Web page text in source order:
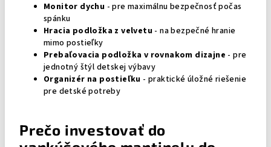
Monitor dychu - pre maximálnu bezpečnosť počas
spánku
Hracia podložka z velvetu - na bezpečné hranie
mimo postieľky
Prebaľovacia podložka v rovnakom dizajne - pre
jednotný štýl detskej výbavy
Organizér na postieľku - praktické úložné riešenie
pre detské potreby
Prečo investovať do